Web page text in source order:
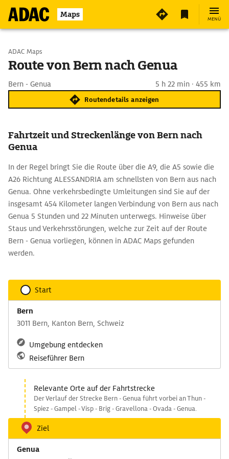
Maps MENÜ
Start wählen
ADAC Maps
Route von Bern nach Genua
Bern - Genua 5 h 22 min · 455 km
Routendetails anzeigen
Fahrtzeit und Streckenlänge von Bern nach
Genua
In der Regel bringt Sie die Route über die A9, die A5 sowie die
A26 Richtung ALESSANDRIA am schnellsten von Bern aus nach
Genua. Ohne verkehrsbedingte Umleitungen sind Sie auf der
insgesamt 454 Kilometer langen Verbindung von Bern aus nach
Genua 5 Stunden und 22 Minuten unterwegs. Hinweise über
Staus und Verkehrsstörungen, welche zur Zeit auf der Route
Bern - Genua vorliegen, können in ADAC Maps gefunden
werden.
Start
Bern
3011 Bern, Kanton Bern, Schweiz
Umgebung entdecken
Reiseführer Bern
Relevante Orte auf der Fahrtstrecke
Der Verlauf der Strecke Bern - Genua führt vorbei an Thun -
Spiez - Gampel - Visp - Brig - Gravellona - Ovada - Genua.
Ziel
Genua